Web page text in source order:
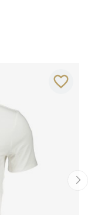
favorite_border